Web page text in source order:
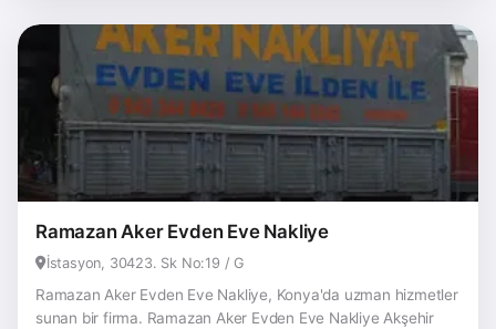
Ramazan Aker Evden Eve Nakliye
İstasyon, 30423. Sk No:19 / G
Ramazan Aker Evden Eve Nakliye, Konya'da uzman hizmetler
sunan bir firma. Ramazan Aker Evden Eve Nakliye Akşehir